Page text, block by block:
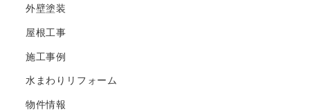
外壁塗装
屋根工事
施工事例
水まわりリフォーム
物件情報